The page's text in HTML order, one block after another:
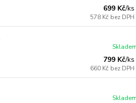
699 Kč/ks
578 Kč bez DPH
799 Kč/ks
660 Kč bez DPH
Skladem
Skladem